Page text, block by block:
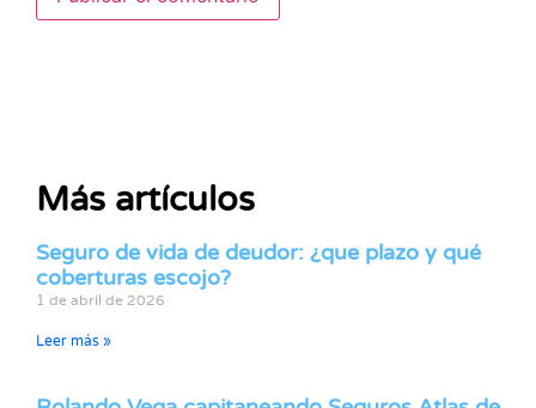
Más artículos
Seguro de vida de deudor: ¿que plazo y qué
coberturas escojo?
1 de abril de 2026
Leer más »